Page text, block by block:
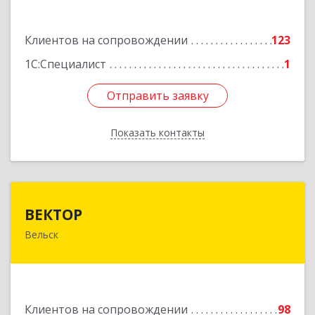
Клиентов на сопровождении
123
1С:Специалист
1
Отправить заявку
Показать контакты
Отправить заявку
Назад
ВЕКТОР
Вельск
Клиентов на сопровождении
98